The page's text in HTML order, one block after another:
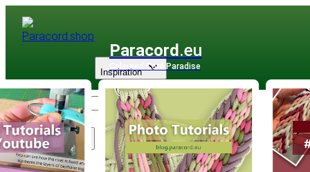
Paracord .eu
Coloured Cord Paradise
Sortiment
Inspiration